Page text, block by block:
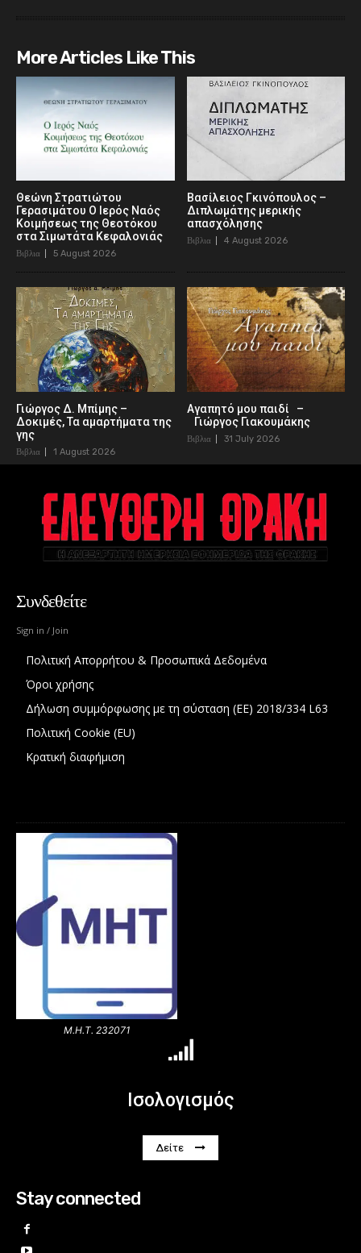
More Articles Like This
Θεώνη Στρατιώτου
Γερασιμάτου Ο Ιερός Ναός
Κοιμήσεως της Θεοτόκου
στα Σιμωτάτα Κεφαλονιάς
Βιβλια 5 August 2026
Βασίλειος Γκινόπουλος –
Διπλωμάτης μερικής
απασχόλησης
Βιβλια 4 August 2026
Γιώργος Δ. Μπίμης –
Δοκιμές, Τα αμαρτήματα της
γης
Βιβλια 1 August 2026
Αγαπητό μου παιδί –
Γιώργος Γιακουμάκης
Βιβλια 31 July 2026
Συνδεθείτε
Sign in / Join
Πολιτική Απορρήτου & Προσωπικά Δεδομένα
Όροι χρήσης
Δήλωση συμμόρφωσης με τη σύσταση (ΕΕ) 2018/334 L63
Πολιτική Cookie (EU)
Κρατική διαφήμιση
Μ.Η.Τ. 232071
Ισολογισμός
Δείτε
Stay connected